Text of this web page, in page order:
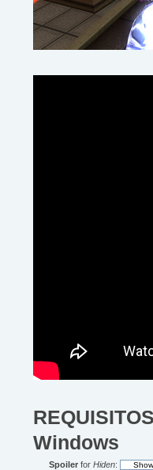
Windows
Spoilerfor Hiden: